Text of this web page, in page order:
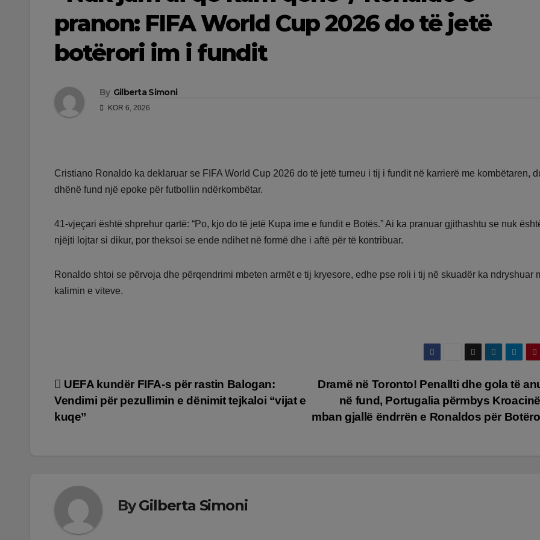
pranon: FIFA World Cup 2026 do të jetë
botërori im i fundit
By Gilberta Simoni
KOR 6, 2026
Cristiano Ronaldo ka deklaruar se FIFA World Cup 2026 do të jetë turneu i tij i fundit në karrierë me kombëtaren,
dhënë fund një epoke për futbollin ndërkombëtar.
41-vjeçari është shprehur qartë: “Po, kjo do të jetë Kupa ime e fundit e Botës.” Ai ka pranuar gjithashtu se nuk
njëjti lojtar si dikur, por theksoi se ende ndihet në formë dhe i aftë për të kontribuar.
Ronaldo shtoi se përvoja dhe përqendrimi mbeten armët e tij kryesore, edhe pse roli i tij në skuadër ka ndryshuar
kalimin e viteve.
Lëvizje
te
Dramë në Toronto! Penallti dhe gola të
në fund, Portugalia përmbys
mban gjallë ëndrrën e Ronaldos për
UEFA kundër FIFA-s për rastin Balogan:
Vendimi për pezullimin e dënimit tejkaloi “vijat e
kuqe”
ByGilberta Simoni